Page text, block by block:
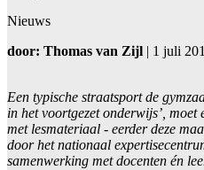
Nieuws
door: Thomas van Zijl | 1 juli
Een typische straatsport de
in het voortgezet onderwijs’,
met lesmateriaal - eerder deze
door het nationaal
samenwerking met docenten én